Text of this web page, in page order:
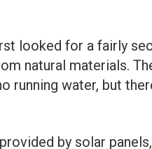
looked for a fairly
natural materials.
running water, but
by solar